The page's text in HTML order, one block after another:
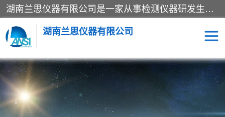
湖南兰思仪器有限公司是一家从事检测仪器研发生产销售和维修保养服务的综合型企业，产品符合国际标准可按需定制专业售前售后工程师，主要有门窗性能体验箱、门窗隔音展示箱、恒温恒湿试验箱、步入式恒温恒湿房、高低温试验箱、老化试验箱、老化试验房、恒温恒湿培养箱、水泥标准养护试验箱、电热鼓风干燥试验箱、真空干燥箱、工业烤箱、盐雾腐蚀试验箱等。
湖南兰思仪器有限公司
老化房 恒温恒湿试验箱
工业烘箱 门窗体验箱